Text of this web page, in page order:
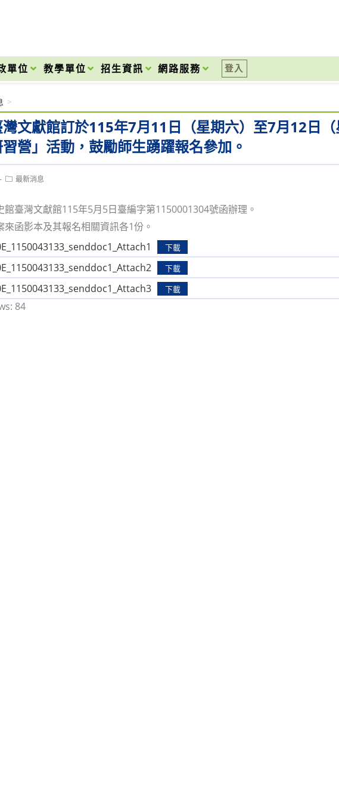
單位 教學單位 招生資訊 網路服務 登入
文獻館訂於115年7月11日（星期六）至7月12日
營」活動，鼓勵師生踴躍報名參加。
>
Post最新消息
館臺灣文獻館115年5月5日臺編字第1150001304號函辦理。
來函影本及其報名相關資訊各1份。
下載
下載
下載
84